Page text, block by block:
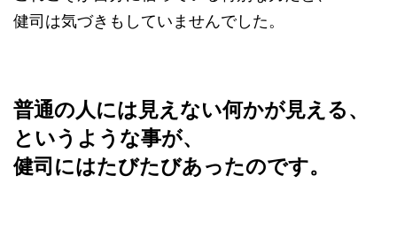
健司は気づきもしていませんでした。
普通の人には見えない何かが見える、
というような事が、
健司にはたびたびあったのです。